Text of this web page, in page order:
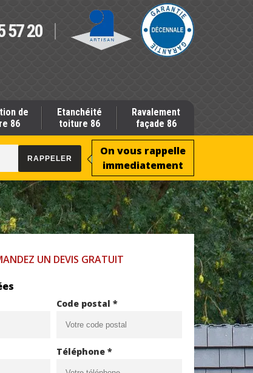
57 20
de
86
Etanchéité
toiture 86
Ravalement
façade 86
On vous rappelle
immediatement
UN DEVIS GRATUIT
Code postal *
Téléphone *